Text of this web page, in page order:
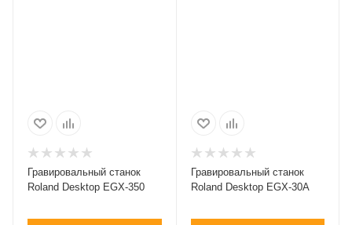
Гравировальный станок
Roland Desktop EGX-350
Гравировальный станок
Roland Desktop EGX-30A